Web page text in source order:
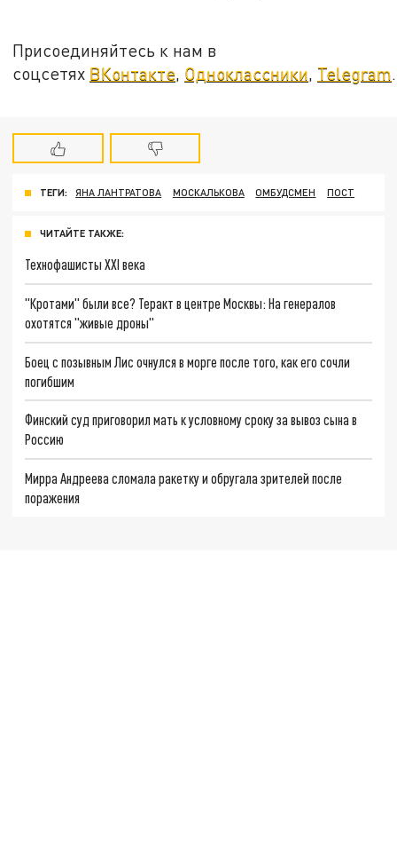
Присоединяйтесь к нам в
соцсетях ВКонтакте, Одноклассники, Telegram.
ТЕГИ: ЯНА ЛАНТРАТОВА МОСКАЛЬКОВА ОМБУДСМЕН ПОСТ
ЧИТАЙТЕ ТАКЖЕ:
Технофашисты XXI века
"Кротами" были все? Теракт в центре Москвы: На генералов
охотятся "живые дроны"
Боец с позывным Лис очнулся в морге после того, как его сочли
погибшим
Финский суд приговорил мать к условному сроку за вывоз сына в
Россию
Мирра Андреева сломала ракетку и обругала зрителей после
поражения